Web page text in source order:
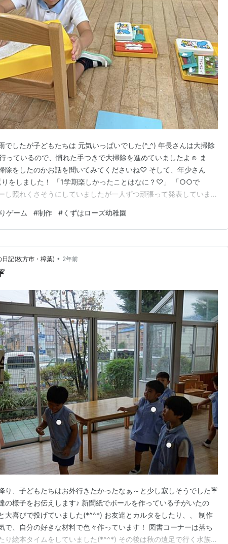
でしたが子どもたちは 元気いっぱいでした(^_^) 年長さんは大掃除
っているので、慣れた手つきで大掃除を進めていましたよ☺ ま
除をしたのかお話を聞いてみてくださいね♡ そして、年少さん
りをしました！ 「1学期楽しかったことはなに？♡」 「○○で
し照れくさそうにしていましたが一人ずつ頑張って発表していまし
も・・・ ばらぐみさんではケーキづくり♡ 出来上がったケーキ
の先生に向けてお歌と一緒にプ…
ゲーム #制作 #くずはローズ幼稚園
日記(枚方市・樟葉) • 2年前
り、子どもたちはお外行きたかったなぁ～と少し寂しそうでした☔
の様子をお伝えします♪ 新聞紙でボールを作っている子がいたの
大喜びで投げていました(*^^*) お友達とカルタをしたり、、 制作
で、自分の好きな材料で色々作っています！ 図書コーナーは落ち
り絵本タイムをしていました(*^^*) その後は秋の遠足で行く水族館